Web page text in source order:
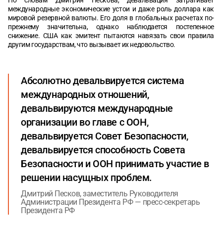
Ричард Саква: кризис политического Запада
Сергей Кислицын: демография, энергетика и искусственный
интеллект
Основные темы форума
международные экономические устои и даже роль доллара как
мировой резервной валюты. Его доля в глобальных расчетах по-
прежнему значительна, однако наблюдается постепенное
снижение. США как эмитент пытаются навязать свои правила
другим государствам, что вызывает их недовольство.
Абсолютно девальвируется система
международных отношений,
девальвируются международные
организации во главе с ООН,
девальвируется Совет Безопасности,
девальвируется способность Совета
Безопасности и ООН принимать участие в
решении насущных проблем.
Дмитрий Песков, заместитель Руководителя
Администрации Президента РФ — пресс-секретарь
Президента РФ